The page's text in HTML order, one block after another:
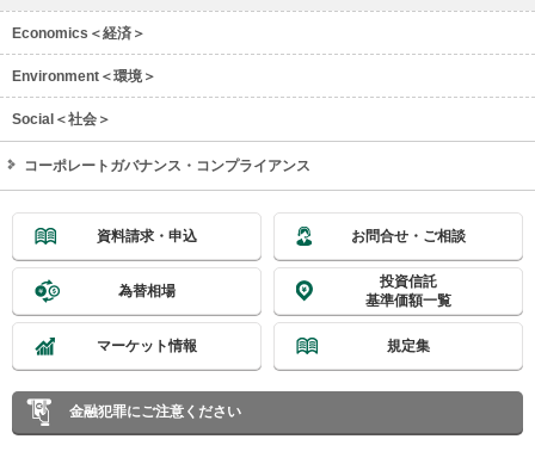
Economics＜経済＞
Environment＜環境＞
Social＜社会＞
コーポレートガバナンス・コンプライアンス
資料請求・申込 お問合せ・ご相談
為替相場
投資信託
基準価額一覧
マーケット情報 規定集
金融犯罪にご注意ください